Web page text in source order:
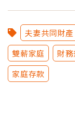
夫妻共同財產
雙薪家庭
財
家庭存款